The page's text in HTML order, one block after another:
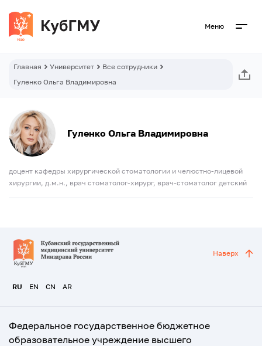
Меню
Главная Университет
Все сотрудники
Гуленко Ольга Владимировна
Гуленко Ольга Владимировна
доцент кафедры хирургической стоматологии и челюстно-лицевой
хирургии, д.м.н., врач стоматолог-хирург, врач-стоматолог детский
RU EN CN AR
Наверх
Федеральное государственное бюджетное
образовательное учреждение высшего